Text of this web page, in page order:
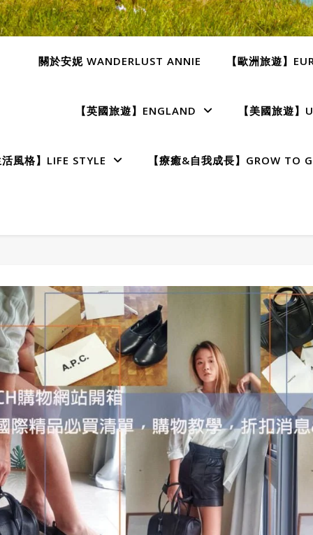
關於安妮 WANDERLUST ANNIE 【歐洲旅遊】
【英國旅遊】ENGLAND 【美國旅遊】
活風格】LIFE STYLE 【療癒&自我成長】GROW TO